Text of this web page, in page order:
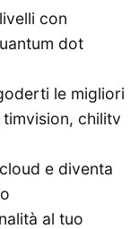
con
dot
le migliori
chilitv
e diventa
al tuo